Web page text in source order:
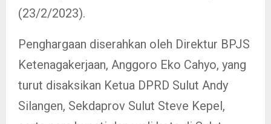
(23/2/2023).
Penghargaan diserahkan oleh Direktur BPJS
Ketenagakerjaan, Anggoro Eko Cahyo, yang
turut disaksikan Ketua DPRD Sulut Andy
Silangen, Sekdaprov Sulut Steve Kepel,